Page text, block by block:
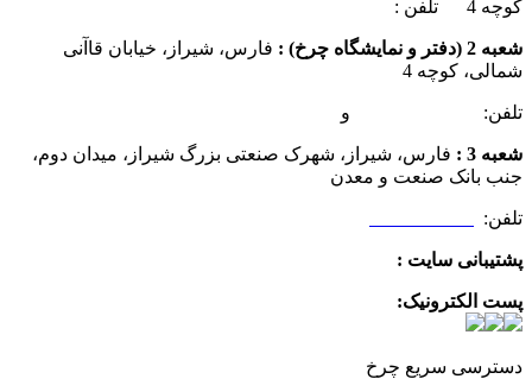
کوچه 4 تلفن :
شعبه 2 (دفتر و نمایشگاه چرخ) :
فارس، شیراز، خیابان قاآنی
شمالی، کوچه 4
تلفن: و
شعبه 3 :
فارس، شیراز، شهرک صنعتی بزرگ شیراز، میدان دوم،
جنب بانک صنعت و معدن
تلفن:
پشتیبانی سایت :
پست الکترونیک:
دسترسی سریع چرخ